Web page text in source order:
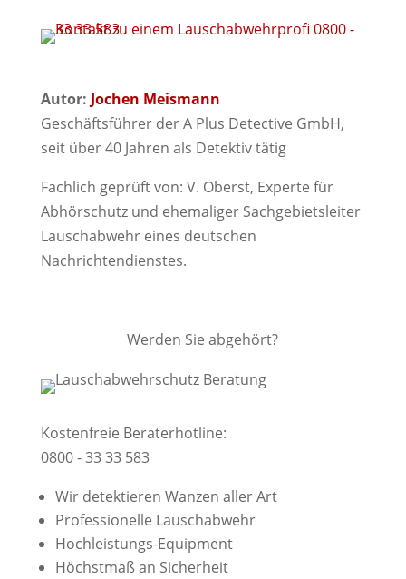
Autor: Jochen Meismann
Geschäftsführer der A Plus Detective GmbH,
seit über 40 Jahren als Detektiv tätig
Fachlich geprüft von: V. Oberst, Experte für
Abhörschutz und ehemaliger Sachgebietsleiter
Lauschabwehr eines deutschen
Nachrichtendienstes.
Werden Sie abgehört?
Kostenfreie Beraterhotline:
0800 - 33 33 583
Wir detektieren Wanzen aller Art
Professionelle Lauschabwehr
Hochleistungs-Equipment
Höchstmaß an Sicherheit